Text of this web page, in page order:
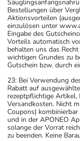
Bestellungen über
Aktionsvorteilen
einzulösen unter
Eingabe des
Vorteils automatisch
behalten uns das
wichtigen Grundes zu
Gutschein bzw. durch
23: Bei Verwendung
Rabatt auf
rezeptpflichtige Artikel,
Versandkosten. Nicht
Coupons)
und in der APONEO
solange der Vorrat
zu beenden. Keine